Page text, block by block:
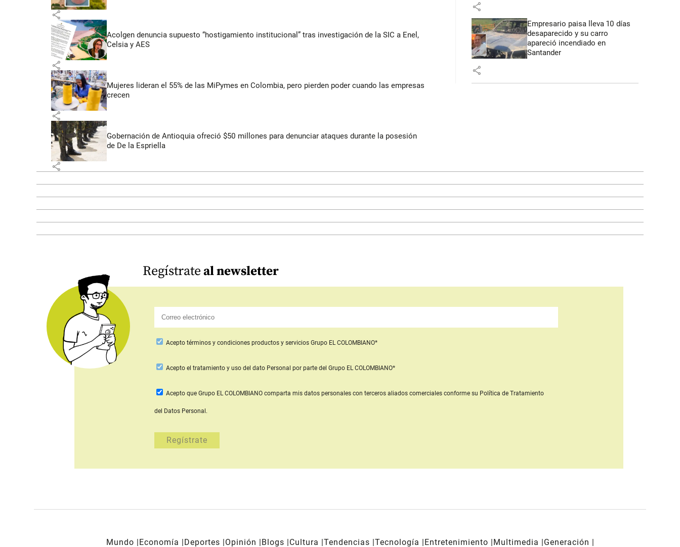
share
Acolgen denuncia supuesto “hostigamiento institucional” tras investigación de la SIC a Enel,
Celsia y AES
share
Mujeres lideran el 55% de las MiPymes en Colombia, pero pierden poder cuando las empresas
crecen
share
Gobernación de Antioquia ofreció $50 millones para denunciar ataques durante la posesión
de De la Espriella
share
share
Empresario paisa lleva 10 días
desaparecido y su carro
apareció incendiado en
Santander
share
Regístrateal newsletter
Acepto términos y condiciones productos y servicios Grupo EL COLOMBIANO*
Aceptoel tratamiento y uso del dato Personal por parte del Grupo EL COLOMBIANO*
Acepto que Grupo EL COLOMBIANO comparta mis datos personales con terceros aliados comercialesconforme su Política de Tratamiento
del Datos Personal.
Mundo Economía Deportes Opinión Blogs Cultura Tendencias Tecnología Entretenimiento Multimedia Generación